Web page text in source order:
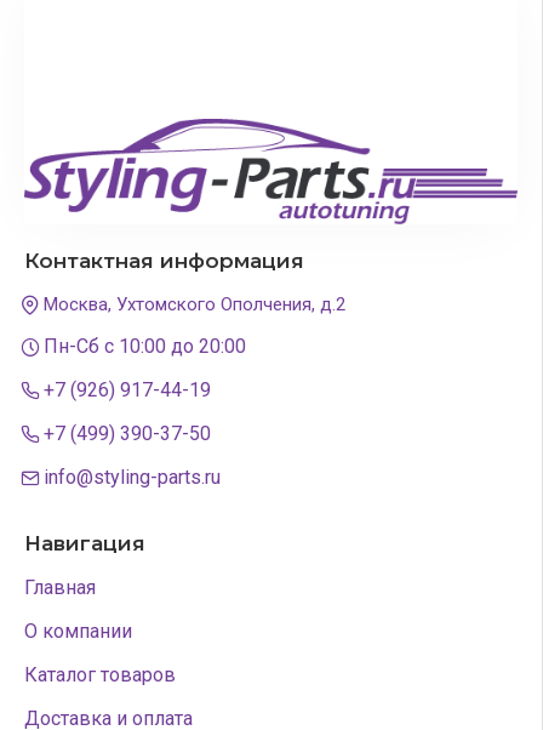
Контактная информация
Москва, Ухтомского Ополчения, д.2
Пн-Сб с 10:00 до 20:00
+7 (926) 917-44-19
+7 (499) 390-37-50
info@styling-parts.ru
Навигация
Главная
О компании
Каталог товаров
Доставка и оплата